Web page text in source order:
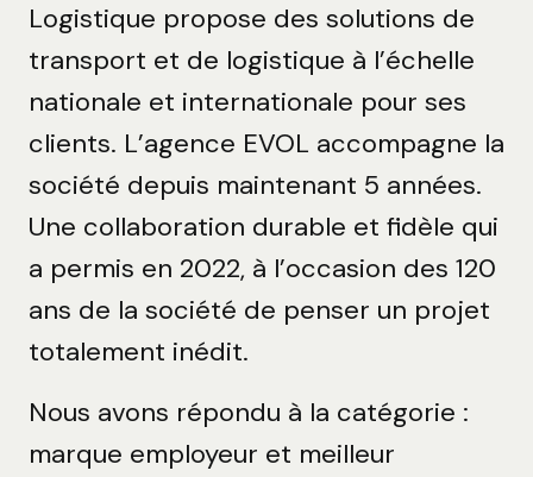
Logistique propose des solutions de
transport et de logistique à l’échelle
nationale et internationale pour ses
clients. L’agence EVOL accompagne la
société depuis maintenant 5 années.
Une collaboration durable et fidèle qui
a permis en 2022, à l’occasion des 120
ans de la société de penser un projet
totalement inédit.
Nous avons répondu à la catégorie :
marque employeur et meilleur